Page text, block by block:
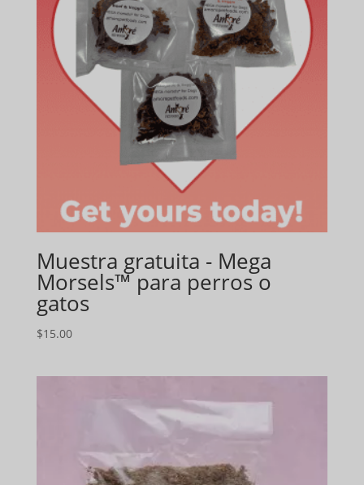
Muestra gratuita - Mega
Morsels™ para perros o
gatos
$15.00